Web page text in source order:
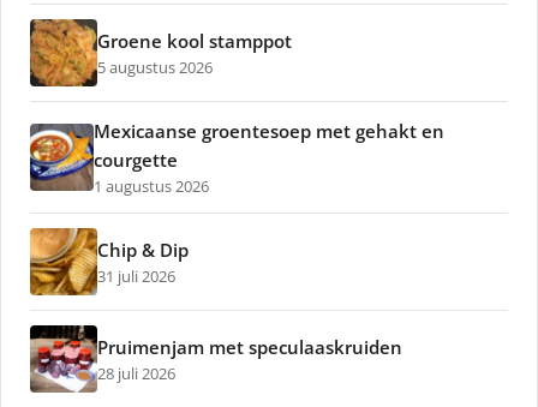
Groene kool stamppot
5 augustus 2026
Mexicaanse groentesoep met gehakt en
courgette
1 augustus 2026
Chip & Dip
31 juli 2026
Pruimenjam met speculaaskruiden
28 juli 2026